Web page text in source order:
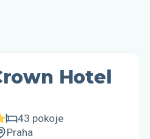
Hotel
43 pokoje
Praha